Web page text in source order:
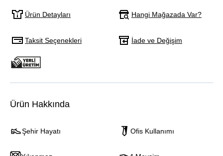
Ürün Detayları Hangi Mağazada Var?
Taksit Seçenekleri İade ve Değişim
Ürün Hakkında
Şehir Hayatı Ofis Kullanımı